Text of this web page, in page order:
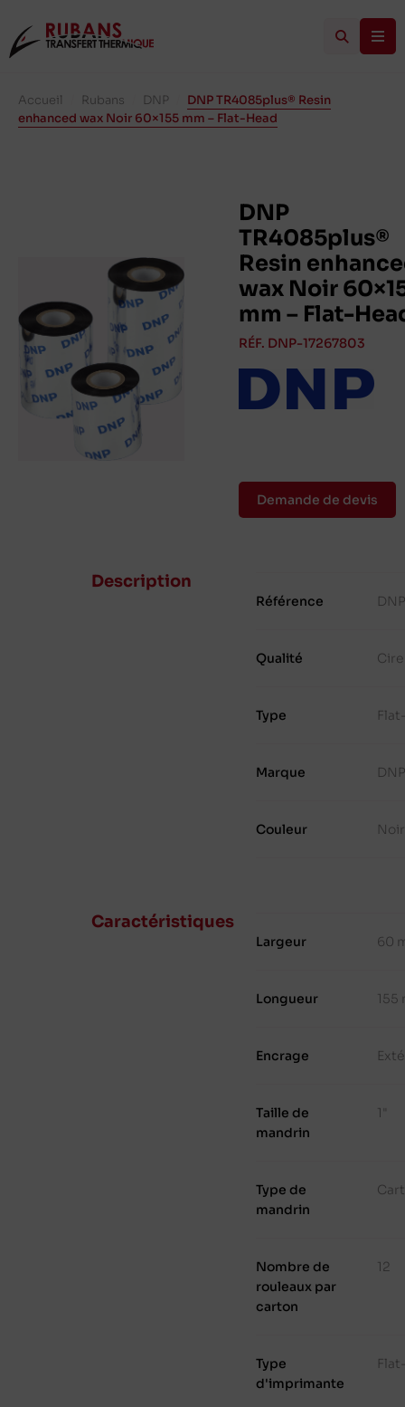
Accueil Rubans DNP
DNP TR4085plus® Resin
enhanced wax Noir 60×155 mm – Flat-Head
DNP
TR4085plus®
Resin
wax Noir
mm – Flat-
RÉF. DNP-17267803
Demande de devis
Description
Référence
Qualité Cire
Type
Marque DNP
Couleur Noir
Caractéristiques
Largeur 60
Longueur 155
Encrage
Taille de
mandrin
1"
Type de
mandrin
Nombre de
rouleaux par
carton
12
Type
d'imprimante